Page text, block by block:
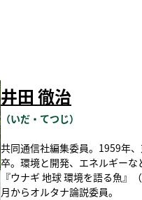
井田 徹治
（いだ・てつじ）
共同通信社編集委員。1959年
卒。環境と開発、エネルギー
『ウナギ 地球 環境を語る魚』
月からオルタナ論説委員。